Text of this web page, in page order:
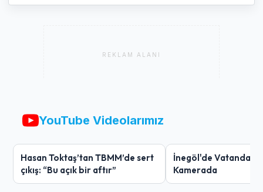
REKLAM ALANI
YouTube Videolarımız
Hasan Toktaş’tan TBMM’de sert
çıkış: “Bu açık bir aftır”
İnegöl'de
Kamerada